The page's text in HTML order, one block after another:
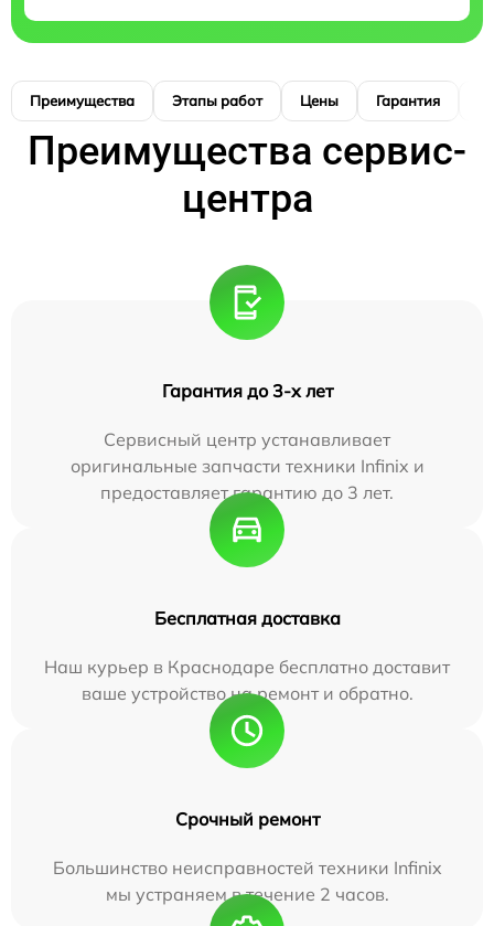
Преимущества Этапы работ Цены Гарантия
Преимущества сервис-
центра
Гарантия до 3-х лет
Сервисный центр устанавливает
оригинальные запчасти техники Infinix и
предоставляет гарантию до 3 лет.
Бесплатная доставка
Наш курьер в Краснодаре бесплатно доставит
ваше устройство на ремонт и обратно.
Срочный ремонт
Большинство неисправностей техники Infinix
мы устраняем в течение 2 часов.